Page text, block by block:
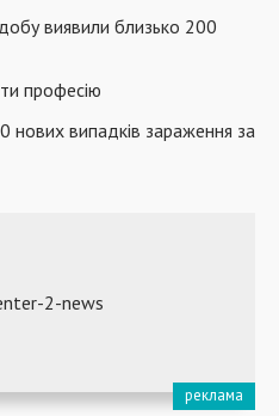
виявили близько 200
професію
випадків зараження за